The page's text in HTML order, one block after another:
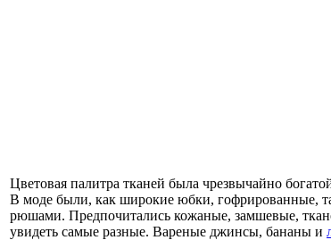
Цветовая палитра тканей была чрезвычайно
В моде были, как широкие юбки, гофрированные,
рюшами. Предпочитались кожаные, замшевые,
увидеть самые разные. Вареные джинсы, бананы и